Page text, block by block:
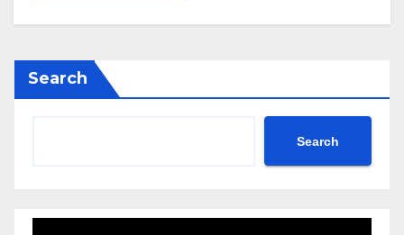
Search
Search